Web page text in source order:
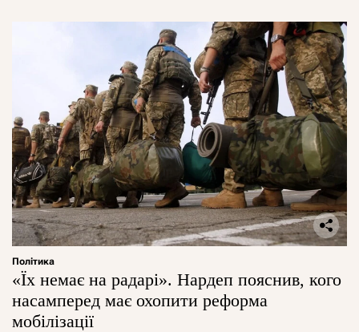
Політика
«Їх немає на радарі». Нардеп пояснив, кого
насамперед має охопити реформа
мобілізації